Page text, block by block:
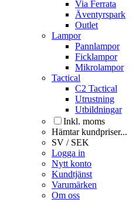
Via Ferrata
Äventyrspark
Outlet
Lampor
Pannlampor
Ficklampor
Mikrolampor
Tactical
C2 Tactical
Utrustning
Utbildningar
Inkl. moms
Hämtar kundpriser...
SV / SEK
Logga in
Nytt konto
Kundtjänst
Varumärken
Om oss